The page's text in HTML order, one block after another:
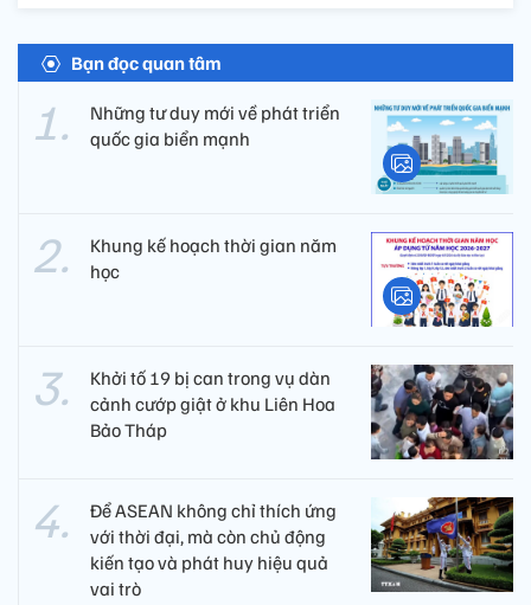
Bạn đọc quan tâm
Những tư duy mới về phát triển
quốc gia biển mạnh
Khung kế hoạch thời gian năm
học
Khởi tố 19 bị can trong vụ dàn
cảnh cướp giật ở khu Liên Hoa
Bảo Tháp
Để ASEAN không chỉ thích ứng
với thời đại, mà còn chủ động
kiến tạo và phát huy hiệu quả
vai trò